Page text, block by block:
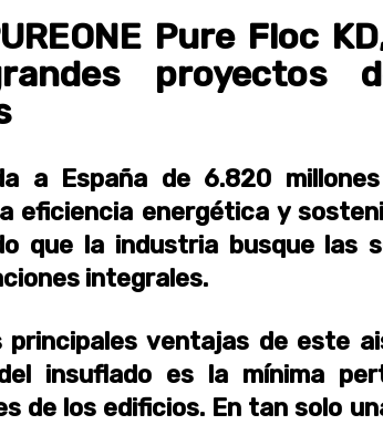
Pure Floc
proyectos
a España de 6.820
eficiencia energética y
que la industria busque las
integrales.
principales ventajas de este
insuflado es la mínima
de los edificios. En tan solo